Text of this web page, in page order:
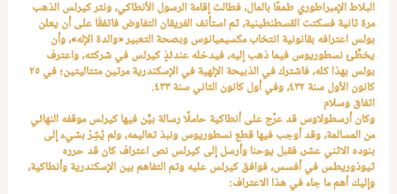
البلاط الإمبراطوري طمعًا بالمال، فطالت إقامة الرسول الأنطاكي، ونثر كيرلس الذهب
مرة ثانية فسكتت القسطنطينية، ثم استأنف الفريقان التفاوض فاتفقَا على أن يعلن
بولس اعترافه بقانونية انتخاب مكسيميانوس وبصحة التعبير «والدة الإله»، وأن
يخطِّئ نسطوريوس فيما ذهب إليه، فيدخله عندئذٍ كيرلس في شركته، واعترف
بولس بهذا كله، فاشترك في الذبيحة الإلهية في الإسكندرية مرتين متتاليتين؛ في ٢٥
كانون الأول سنة ٤٣٢، وفي أول كانون الثاني سنة ٤٣٣.
اتفاق وسلام
وكان أرسطولاوس قد عرَّج على أنطاكية حاملًا رسالة بيَّن فيها كيرلس موقفه النهائي
من المسالمة، وقد أوجب فيها قطع نسطوريوس ونبذ تعاليمه، ولم يُشِرْ بشيء إلى
بنوده الاثني عشر، فقبل يوحنا وأرسل إلى كيرلس نص اعتراف كان قد حرره
ثيوذوريطس في أفسس، فوافق كيرلس عليه وتم التفاهم بين الإسكندرية وأنطاكية،
وإليك أهم ما جاء في هذا الاعتراف: